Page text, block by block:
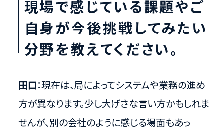
現場で感じている課題やご
自身が今後挑戦してみたい
分野を教えてください。
田口：現在は、局によってシステムや業務の進め
方が異なります。少し大げさな言い方かもしれま
せんが、別の会社のように感じる場面もあっ